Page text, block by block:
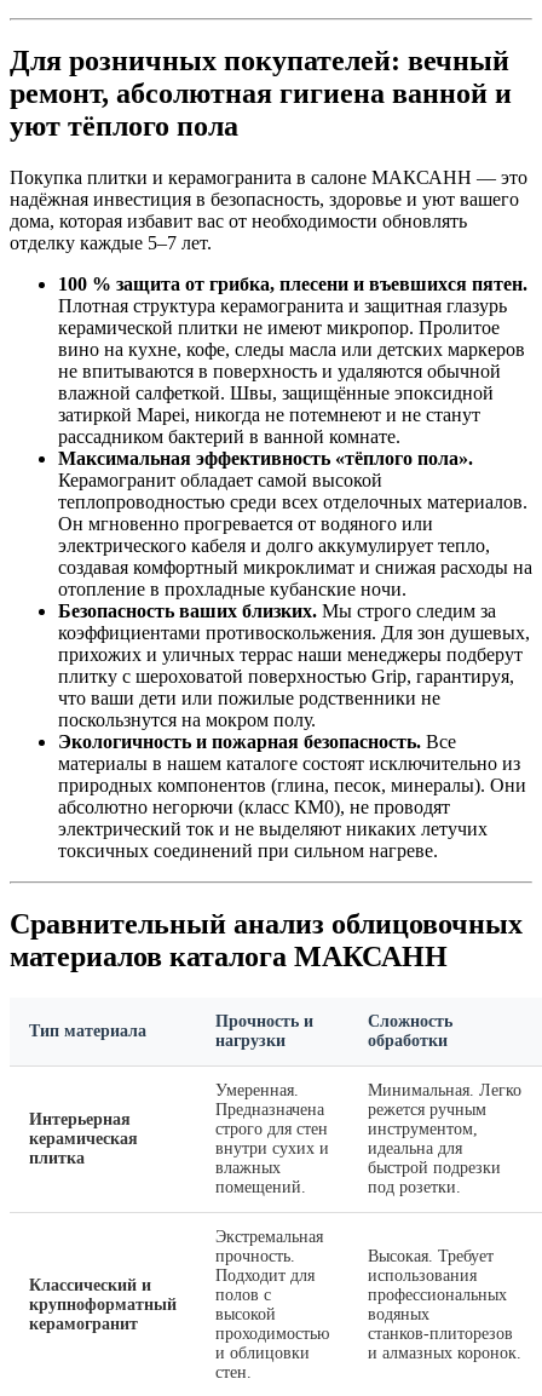
Для розничных покупателей: вечный
ремонт, абсолютная гигиена ванной и
уют тёплого пола
Покупка плитки и керамогранита в салоне МАКСАНН — это
надёжная инвестиция в безопасность, здоровье и уют вашего
дома, которая избавит вас от необходимости обновлять
отделку каждые 5–7 лет.
100 % защита от грибка, плесени и въевшихся пятен.
Плотная структура керамогранита и защитная глазурь
керамической плитки не имеют микропор. Пролитое
вино на кухне, кофе, следы масла или детских маркеров
не впитываются в поверхность и удаляются обычной
влажной салфеткой. Швы, защищённые эпоксидной
затиркой Mapei, никогда не потемнеют и не станут
рассадником бактерий в ванной комнате.
Максимальная эффективность «тёплого пола».
Керамогранит обладает самой высокой
теплопроводностью среди всех отделочных материалов.
Он мгновенно прогревается от водяного или
электрического кабеля и долго аккумулирует тепло,
создавая комфортный микроклимат и снижая расходы на
отопление в прохладные кубанские ночи.
Безопасность ваших близких. Мы строго следим за
коэффициентами противоскольжения. Для зон душевых,
прихожих и уличных террас наши менеджеры подберут
плитку с шероховатой поверхностью Grip, гарантируя,
что ваши дети или пожилые родственники не
поскользнутся на мокром полу.
Экологичность и пожарная безопасность. Все
материалы в нашем каталоге состоят исключительно из
природных компонентов (глина, песок, минералы). Они
абсолютно негорючи (класс КМ0), не проводят
электрический ток и не выделяют никаких летучих
токсичных соединений при сильном нагреве.
Сравнительный анализ облицовочных
материалов каталога МАКСАНН
Тип материала
Прочность и
нагрузки
Сложность
обработки
Интерьерная
керамическая
плитка
Умеренная.
Предназначена
строго для стен
внутри сухих и
влажных
помещений.
Минимальная. Легко
режется ручным
инструментом,
идеальна для
быстрой подрезки
под розетки.
Классический и
крупноформатный
керамогранит
Экстремальная
прочность.
Подходит для
полов с
высокой
проходимостью
и облицовки
стен.
Высокая. Требует
использования
профессиональных
водяных
станков‑плиторезов
и алмазных коронок.